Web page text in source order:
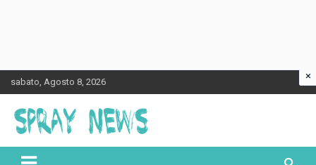
to
content
sabato, Agosto 8, 2026
Spraynews.it
×